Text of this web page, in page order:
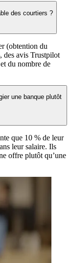
des courtiers ?
(obtention du
des avis Trustpilot
du nombre de
une banque plutôt
que 10 % de leur
leur salaire. Ils
offre plutôt qu’une